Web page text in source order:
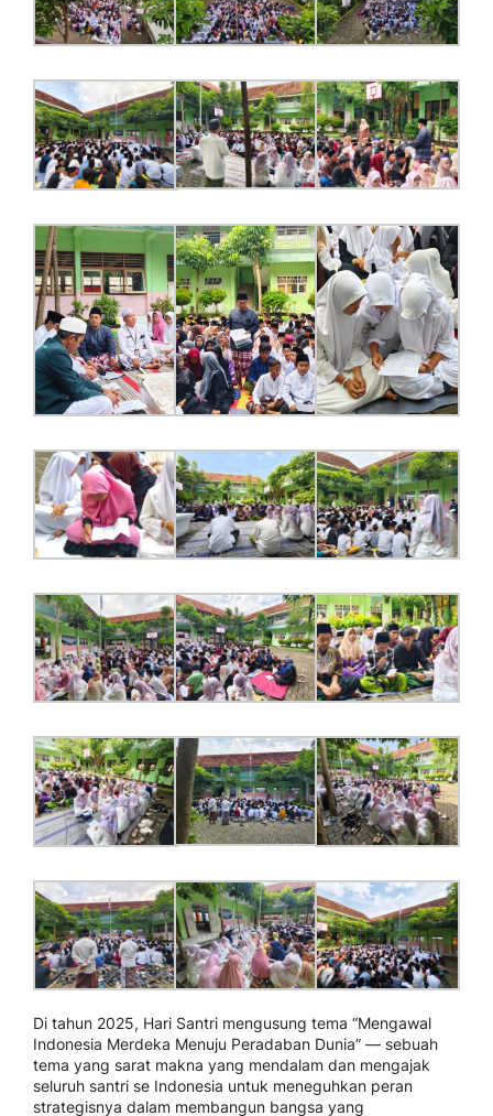
Di tahun 2025, Hari Santri mengusung tema “Mengawal
Indonesia Merdeka Menuju Peradaban Dunia” — sebuah
tema yang sarat makna yang mendalam dan mengajak
seluruh santri se Indonesia untuk meneguhkan peran
strategisnya dalam membangun bangsa yang